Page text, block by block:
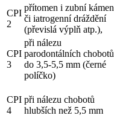
CPI
2
přítomen i zubní kámen
či iatrogenní dráždění
(převislá výplň atp.),
CPI
3
při nálezu
parodontálních chobotů
do 3,5-5,5 mm (černé
políčko)
CPI
4
při nálezu chobotů
hlubších než 5,5 mm